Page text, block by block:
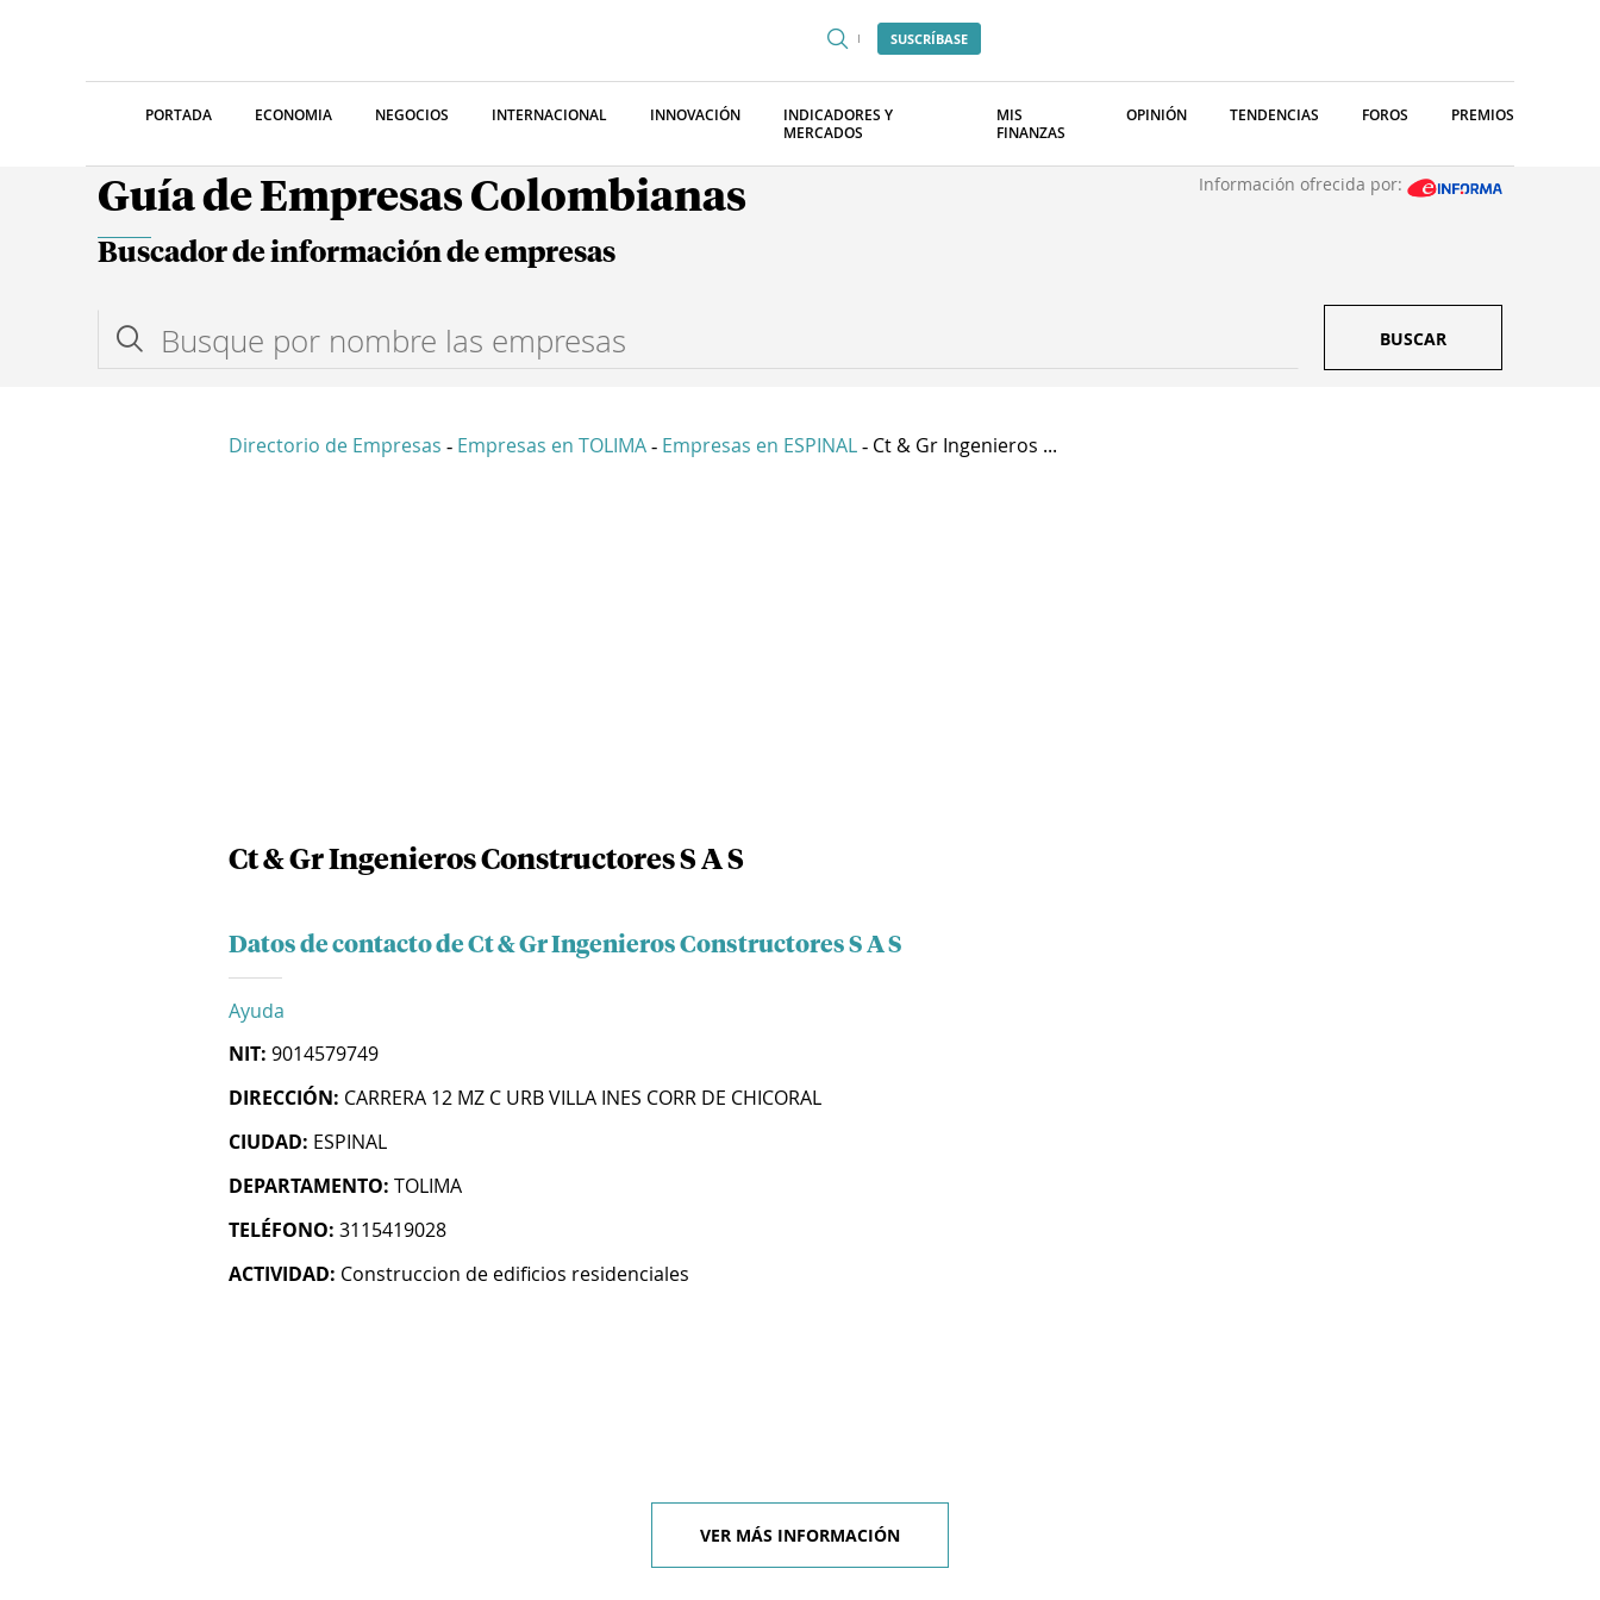
SUSCRÍBASE
PORTADA ECONOMIA NEGOCIOS INTERNACIONAL INNOVACIÓN
INDICADORES Y
MERCADOS
MIS
FINANZAS
OPINIÓN TENDENCIAS FOROS PREMIOS
Guía de Empresas Colombianas Información ofrecida por:
Buscador de información de empresas
BUSCAR
Directorio de Empresas - Empresas en TOLIMA - Empresas en ESPINAL - Ct & Gr Ingenieros ...
Ct & Gr Ingenieros Constructores S A S
Datos de contacto de Ct & Gr Ingenieros Constructores S A S
Ayuda
NIT: 9014579749
DIRECCIÓN: CARRERA 12 MZ C URB VILLA INES CORR DE CHICORAL
CIUDAD: ESPINAL
DEPARTAMENTO: TOLIMA
TELÉFONO: 3115419028
ACTIVIDAD: Construccion de edificios residenciales
VER MÁS INFORMACIÓN